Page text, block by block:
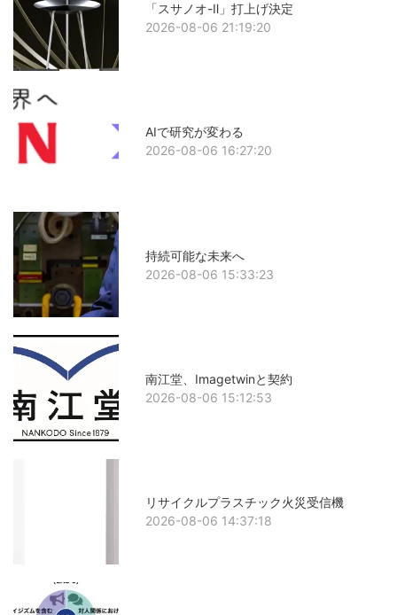
「スサノオ-Ⅱ」打上げ決定
2026-08-06 21:19:20
AIで研究が変わる
2026-08-06 16:27:20
持続可能な未来へ
2026-08-06 15:33:23
南江堂、Imagetwinと契約
2026-08-06 15:12:53
リサイクルプラスチック火災受信機
2026-08-06 14:37:18